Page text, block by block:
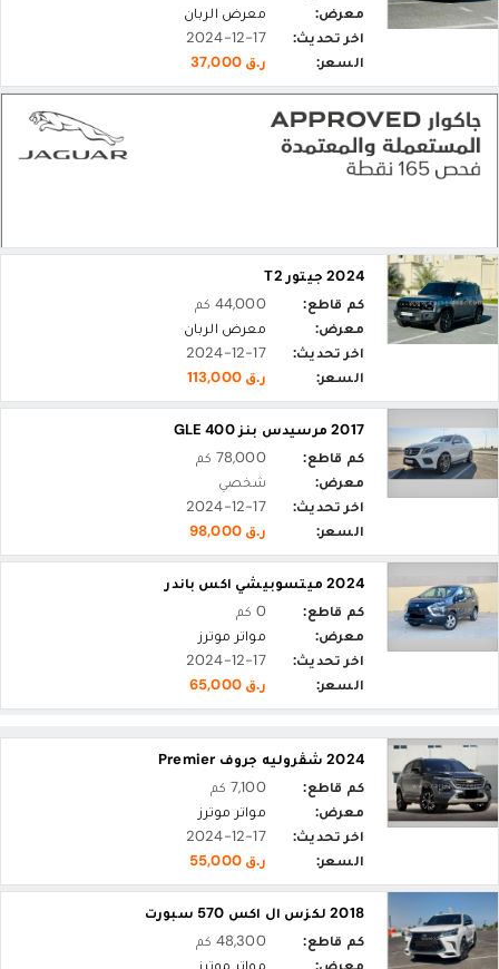
معرض:
معرض الربان
اخر تحديث:
2024-12-17
السعر:
ر.ق 37,000
2024 جيتور T2
كم قاطع:
44,000 كم
معرض:
معرض الربان
اخر تحديث:
2024-12-17
السعر:
ر.ق 113,000
2017 مرسيدس بنز GLE 400
كم قاطع:
78,000 كم
معرض:
شخصي
اخر تحديث:
2024-12-17
السعر:
ر.ق 98,000
2024 ميتسوبيشي اكس باندر
كم قاطع:
0 كم
معرض:
مواتر موترز
اخر تحديث:
2024-12-17
السعر:
ر.ق 65,000
2024 شڤروليه جروف Premier
كم قاطع:
7,100 كم
معرض:
مواتر موترز
اخر تحديث:
2024-12-17
السعر:
ر.ق 55,000
2018 لكزس ال اكس 570 سبورت
كم قاطع:
48,300 كم